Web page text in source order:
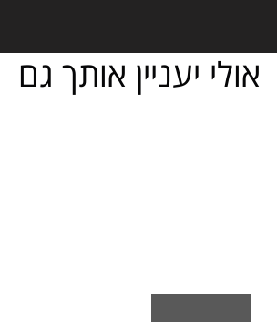
אולי יעניין אותך גם